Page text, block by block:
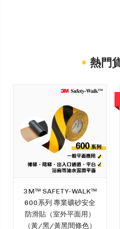
熱門
3M™ SAFETY-WALK™
600系列 專業礦砂安全
防滑貼（室外平面用）
（黃/黑/黃黑間條色）